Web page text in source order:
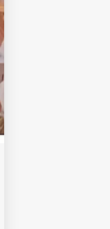
591 00 46 80